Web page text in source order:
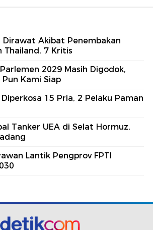
Dirawat Akibat Penembakan
Thailand, 7 Kritis
2029 Masih Digodok,
Kami Siap
15 Pria, 2 Pelaku Paman
Tanker UEA di Selat Hormuz,
Lantik Pengprov FPTI